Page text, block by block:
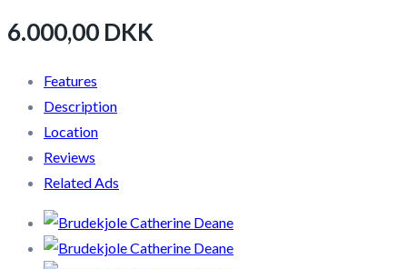
6.000,00 DKK
Features
Description
Location
Reviews
Related Ads